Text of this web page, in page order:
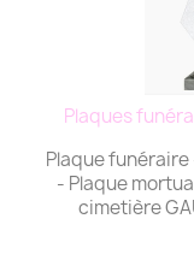
Plaques
Plaque funéraire
- Plaque
cimetière